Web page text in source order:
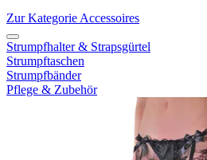
Zur Kategorie Accessoires
Strumpfhalter & Strapsgürtel
Strumpftaschen
Strumpfbänder
Pflege & Zubehör